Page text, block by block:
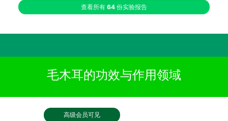
查看所有 64 份实验报告
毛木耳的功效与作用领域
高级会员可见